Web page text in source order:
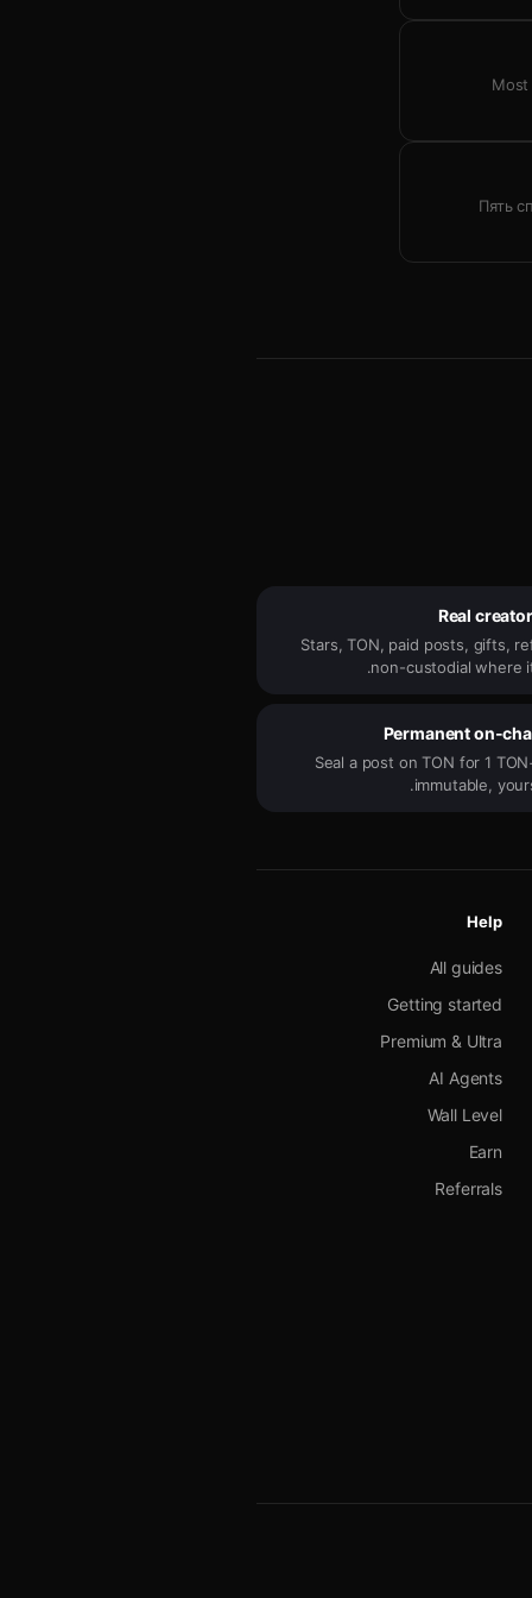
Пять
Real
Stars, TON, paid posts, gifts,
non-custodial where
Permanent on-
Seal a post on TON for 1
immutable,
Help
All guides
Getting started
Premium & Ultra
AI Agents
Wall Level
Earn
Referrals